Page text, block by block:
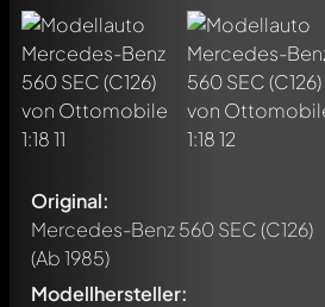
Original:
Mercedes-Benz 560 SEC (C126)
(Ab 1985)
Modellhersteller: